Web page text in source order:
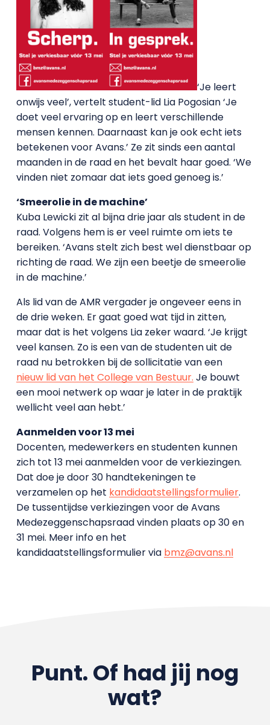
‘Je leert
onwijs veel’, vertelt student-lid Lia Pogosian ‘Je
doet veel ervaring op en leert verschillende
mensen kennen. Daarnaast kan je ook echt iets
betekenen voor Avans.’ Ze zit sinds een aantal
maanden in de raad en het bevalt haar goed. ‘We
vinden niet zomaar dat iets goed genoeg is.’
‘Smeerolie in de machine’
Kuba Lewicki zit al bijna drie jaar als student in de
raad. Volgens hem is er veel ruimte om iets te
bereiken. ‘Avans stelt zich best wel dienstbaar op
richting de raad. We zijn een beetje de smeerolie
in de machine.’
Als lid van de AMR vergader je ongeveer eens in
de drie weken. Er gaat goed wat tijd in zitten,
maar dat is het volgens Lia zeker waard. ‘Je krijgt
veel kansen. Zo is een van de studenten uit de
raad nu betrokken bij de sollicitatie van een
nieuw lid van het College van Bestuur. Je bouwt
een mooi netwerk op waar je later in de praktijk
wellicht veel aan hebt.’
Aanmelden voor 13 mei
Docenten, medewerkers en studenten kunnen
zich tot 13 mei aanmelden voor de verkiezingen.
Dat doe je door 30 handtekeningen te
verzamelen op het kandidaatstellingsformulier.
De tussentijdse verkiezingen voor de Avans
Medezeggenschapsraad vinden plaats op 30 en
31 mei. Meer info en het
kandidaatstellingsformulier via bmz@avans.nl
Punt. Of had jij nog
wat?